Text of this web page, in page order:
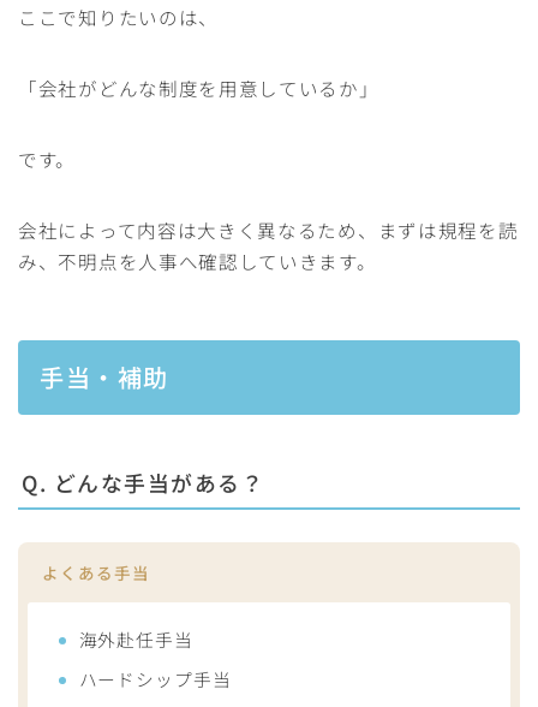
ここで知りたいのは、
「会社がどんな制度を用意しているか」
です。
会社によって内容は大きく異なるため、まずは規程を読
み、不明点を人事へ確認していきます。
手当・補助
Q. どんな手当がある？
よくある手当
海外赴任手当
ハードシップ手当